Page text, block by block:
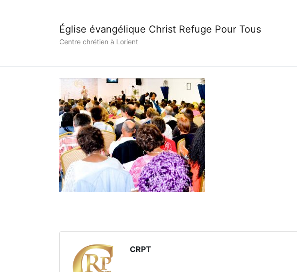
Église évangélique Christ Refuge Pour Tous
Centre chrétien à Lorient
CRPT